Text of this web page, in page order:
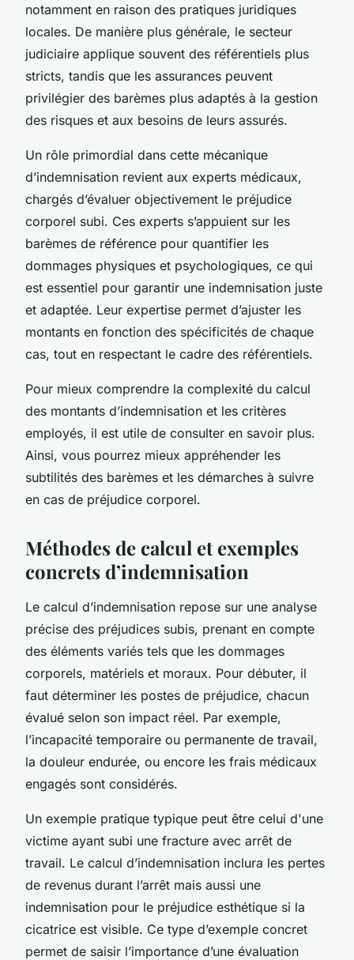
notamment en raison des pratiques juridiques
locales. De manière plus générale, le secteur
judiciaire applique souvent des référentiels plus
stricts, tandis que les assurances peuvent
privilégier des barèmes plus adaptés à la gestion
des risques et aux besoins de leurs assurés.
Un rôle primordial dans cette mécanique
d’indemnisation revient aux experts médicaux,
chargés d’évaluer objectivement le préjudice
corporel subi. Ces experts s’appuient sur les
barèmes de référence pour quantifier les
dommages physiques et psychologiques, ce qui
est essentiel pour garantir une indemnisation juste
et adaptée. Leur expertise permet d’ajuster les
montants en fonction des spécificités de chaque
cas, tout en respectant le cadre des référentiels.
Pour mieux comprendre la complexité du calcul
des montants d’indemnisation et les critères
employés, il est utile de consulter en savoir plus.
Ainsi, vous pourrez mieux appréhender les
subtilités des barèmes et les démarches à suivre
en cas de préjudice corporel.
Méthodes de calcul et exemples
concrets d’indemnisation
Le calcul d’indemnisation repose sur une analyse
précise des préjudices subis, prenant en compte
des éléments variés tels que les dommages
corporels, matériels et moraux. Pour débuter, il
faut déterminer les postes de préjudice, chacun
évalué selon son impact réel. Par exemple,
l’incapacité temporaire ou permanente de travail,
la douleur endurée, ou encore les frais médicaux
engagés sont considérés.
Un exemple pratique typique peut être celui d'une
victime ayant subi une fracture avec arrêt de
travail. Le calcul d’indemnisation inclura les pertes
de revenus durant l’arrêt mais aussi une
indemnisation pour le préjudice esthétique si la
cicatrice est visible. Ce type d’exemple concret
permet de saisir l’importance d’une évaluation